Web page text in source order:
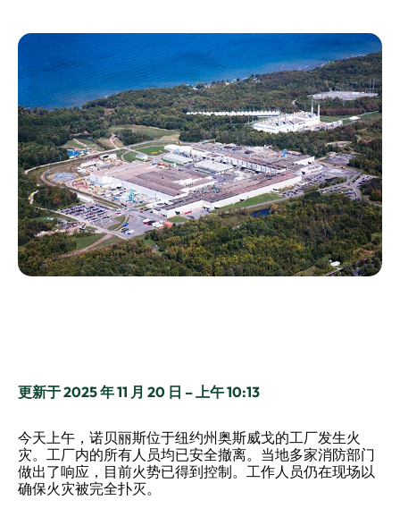
更新于 2025 年 11 月 20 日 – 上午 10:13
今天上午，诺贝丽斯位于纽约州奥斯威戈的工厂发生火
灾。工厂内的所有人员均已安全撤离。当地多家消防部门
做出了响应，目前火势已得到控制。工作人员仍在现场以
确保火灾被完全扑灭。